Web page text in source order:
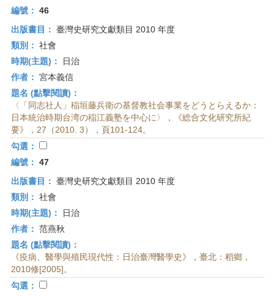
編號： 46
出版書目： 臺灣史研究文獻類目 2010 年度
類別： 社會
時期(主題)：
日治
作者： 宮本義信
題名 (點擊閱讀)：
〈「同志社人」稲垣藤兵衛の基督教社会事業をどうとらえるか：
日本統治時期台湾の稲江義塾を中心に〉，《総合文化研究所紀
要》，27（2010. 3），頁101-124。
勾選：
編號： 47
出版書目： 臺灣史研究文獻類目 2010 年度
類別： 社會
時期(主題)：
日治
作者： 范燕秋
題名 (點擊閱讀)：
《疫病、醫學與殖民現代性：日治臺灣醫學史》，臺北：稻鄉，
2010修[2005]。
勾選：